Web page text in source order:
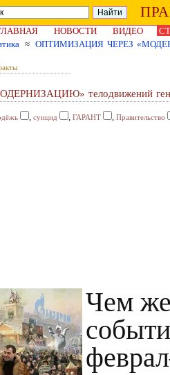
НОВОСТИ ВИДЕО
≈ ОПТИМИЗАЦИЯ ЧЕРЕЗ
телодвижений
, суицид , ГАРАНТ , Правительство
Чем